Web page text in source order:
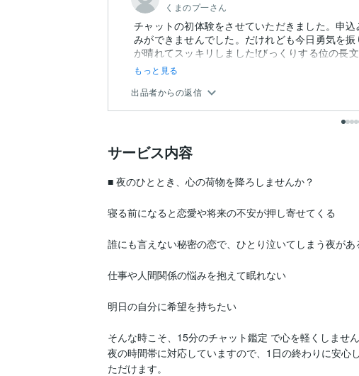
くまのプ一さん
チャットの初体験をさせていただきました。申
みができませんでした。だけれども今日勇気を
が晴れてスッキリしました!びっくりする位の長
もっと見る
出品者からの返信
サービス内容
■ 夜のひととき、心の荷物を降ろしませんか？
寝る前になると恋愛や将来の不安が押し寄せてくる
誰にも言えない秘密の恋で、ひとり泣いてしまう夜があ
仕事や人間関係の悩みを抱えて眠れない
明日の自分に希望を持ちたい
そんな時こそ、15分のチャット鑑定 で心を軽くしませ
夜の時間帯に対応していますので、1日の終わりに安心
ただけます。